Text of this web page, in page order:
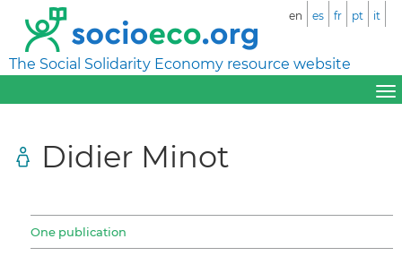
The Social Solidarity Economy resource website
en es fr pt it
Didier Minot
One publication